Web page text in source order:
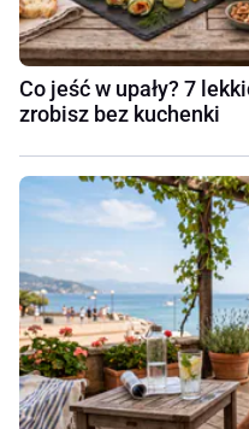
Co jeść w upały? 7
zrobisz bez kuchenki